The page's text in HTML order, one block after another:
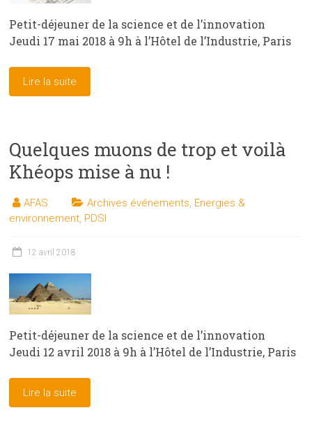
Petit-déjeuner de la science et de l’innovation
Jeudi 17 mai 2018 à 9h à l’Hôtel de l’Industrie, Paris
Lire la suite
Quelques muons de trop et voilà
Khéops mise à nu !
AFAS Archives événements, Energies &
environnement, PDSI
12 avril 2018
Petit-déjeuner de la science et de l’innovation
Jeudi 12 avril 2018 à 9h à l’Hôtel de l’Industrie, Paris
Lire la suite